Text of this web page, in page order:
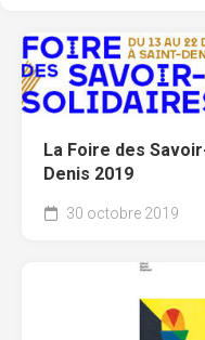
La Foire des
Denis 2019
30 octobre 2019